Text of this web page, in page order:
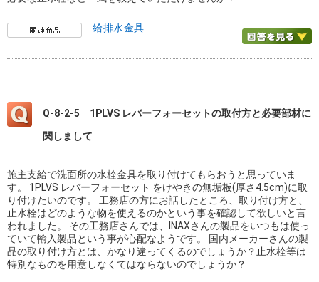
給排水金具
Q-8-2-5 1PLVS レバーフォーセットの取付方と必要部材に
関しまして
施主支給で洗面所の水栓金具を取り付けてもらおうと思っていま
す。 1PLVS レバーフォーセット をけやきの無垢板(厚さ4.5cm)に取
り付けたいのです。 工務店の方にお話したところ、取り付け方と、
止水栓はどのような物を使えるのかという事を確認して欲しいと言
われました。 その工務店さんでは、INAXさんの製品をいつもは使っ
ていて輸入製品という事が心配なようです。 国内メーカーさんの製
品の取り付け方とは、かなり違ってくるのでしょうか？止水栓等は
特別なものを用意しなくてはならないのでしょうか？